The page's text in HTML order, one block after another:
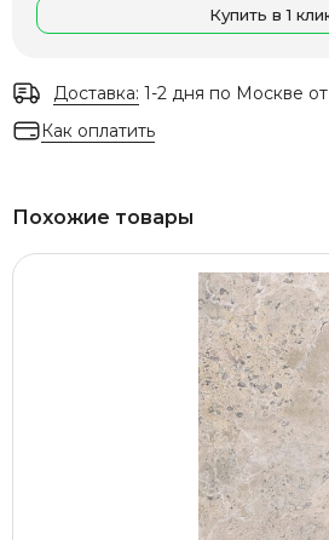
Купить в 1
Доставка: 1-2 дня по Москве
Как оплатить
Похожие товары